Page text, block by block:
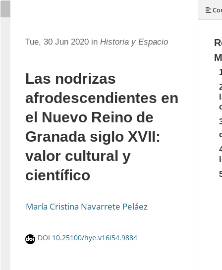
Tue, 30 Jun 2020 in Historia y Espacio
Las nodrizas
afrodescendientes en
el Nuevo Reino de
Granada siglo XVII:
valor cultural y
científico
María Cristina Navarrete Peláez
DOI:10.25100/hye.v16i54.9884